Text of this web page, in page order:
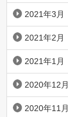
2021年3月
2021年2月
2021年1月
2020年12月
2020年11月